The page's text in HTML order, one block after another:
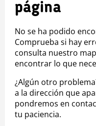
página
No se ha podido
Comprueba si hay
consulta nuestro
encontrar lo que
¿Algún otro
a la dirección que
pondremos en
tu paciencia.